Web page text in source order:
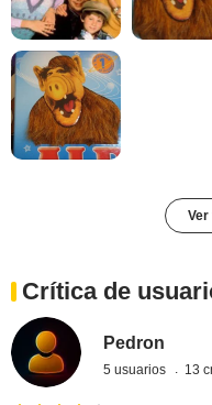
Crítica de
Pedron
5 usuarios 13